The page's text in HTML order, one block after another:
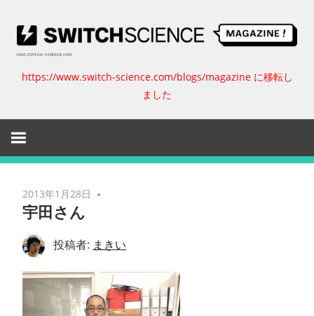
ッ
ス
イ
ッ
イ
エ
https://www.switch-science.com/blogs/magazine に移転し
ました
2013年1月28日
宇田さん
投稿者: まきい